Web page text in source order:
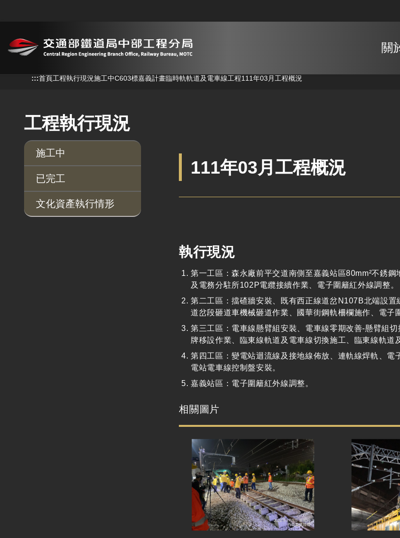
關
:::首頁工程執行現況施工中C603標嘉義計畫臨時軌軌道及電車線工程111年03月工程概況
工程執行現況
施工中
已完工
文化資產執行情形
111年03月工程概況
執行現況
第一工區：森永廠前平交道南側至嘉義站區80mm²不銹鋼
及電務分駐所102P電纜接續作業、電子圍籬紅外線調整。
第二工區：擋碴牆安裝、既有西正線道岔 N107B北端設置
道岔段砸道車機械砸道作業、國華街鋼軌柵欄施作、電子
第三工區：電車線懸臂組安裝、電車線零期改善-懸臂組切
牌移設作業、臨東線軌道及電車線切換施工、臨東線軌道
第四工區：變電站迴流線及接地線佈放、連軌線焊軌、
電站電車線控制盤安裝。
嘉義站區：電子圍籬紅外線調整。
相關圖片